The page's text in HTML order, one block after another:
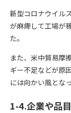
新型コロナウイル
が麻痺して工場が
た。
また、米中貿易摩
ギー不足などが原
には向かい風とな
1-4.企業や品